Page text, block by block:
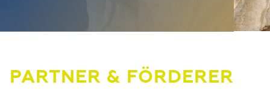
PARTNER & FÖRDERER